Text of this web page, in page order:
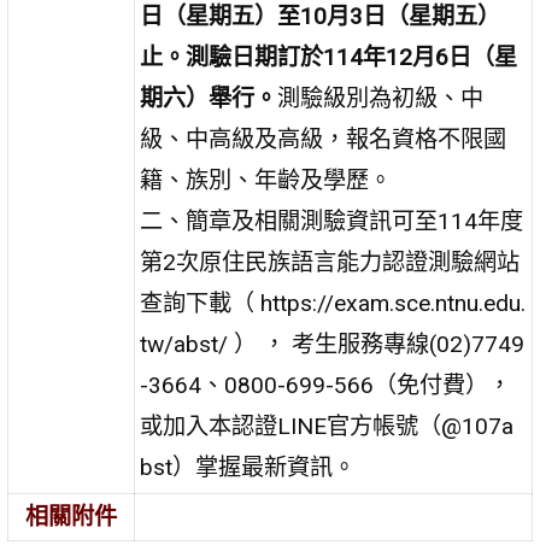
日（星期五）至10月3日（星期五）
止。測驗日期訂於114年12月6日（星
期六）舉行。 測驗級別為初級、中
級、中高級及高級，報名資格不限國
籍、族別、年齡及學歷。
二、簡章及相關測驗資訊可至114年度
第2次原住民族語言能力認證測驗網站
查詢下載（ https://exam.sce.ntnu.edu.
tw/abst/ ） ， 考生服務專線(02)7749
-3664、0800-699-566（免付費），
或加入本認證LINE官方帳號（@107a
bst）掌握最新資訊。
相關附件